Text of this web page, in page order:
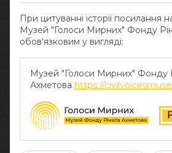
При цитуванні історії
Музей "Голоси Мирних" Фонду
обов‘язковим у вигляді:
Музей "Голоси Мирних" Фонду
Ахметова https://